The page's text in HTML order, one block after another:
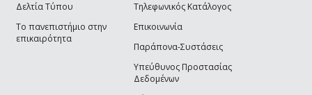
Δελτία Τύπου
Το πανεπιστήμιο στην
επικαιρότητα
Τηλεφωνικός Κατάλογος
Επικοινωνία
Παράπονα-Συστάσεις
Υπεύθυνος Προστασίας
Δεδομένων